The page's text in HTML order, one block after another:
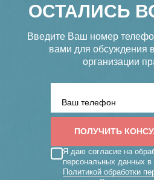
ОСТАЛИСЬ
Введите Ваш номер
вами для обсуждения
организации
Я даю согласие на
персональных данных в
Политикой обработки